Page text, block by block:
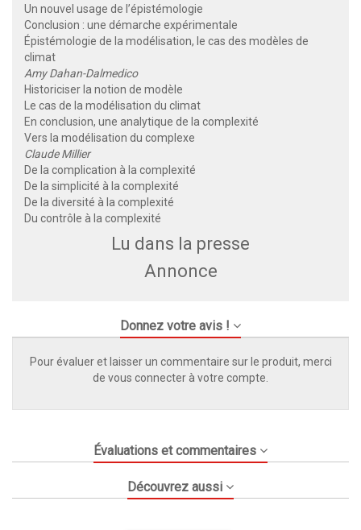
Un nouvel usage de l’épistémologie
Conclusion : une démarche expérimentale
Épistémologie de la modélisation, le cas des modèles de
climat
Amy Dahan-Dalmedico
Historiciser la notion de modèle
Le cas de la modélisation du climat
En conclusion, une analytique de la complexité
Vers la modélisation du complexe
Claude Millier
De la complication à la complexité
De la simplicité à la complexité
De la diversité à la complexité
Du contrôle à la complexité
Lu dans la presse
Annonce
Donnez votre avis !
Pour évaluer et laisser un commentaire sur le produit, merci
de vous connecter à votre compte.
Évaluations et commentaires
Découvrez aussi